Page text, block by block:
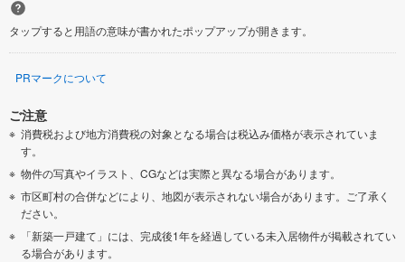
タップすると用語の意味が書かれたポップアップが開きます。
PRマークについて
ご注意
消費税および地方消費税の対象となる場合は税込み価格が表示されていま
す。
物件の写真やイラスト、CGなどは実際と異なる場合があります。
市区町村の合併などにより、地図が表示されない場合があります。ご了承く
ださい。
「新築一戸建て」には、完成後1年を経過している未入居物件が掲載されてい
る場合があります。